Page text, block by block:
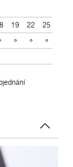
19 22 25